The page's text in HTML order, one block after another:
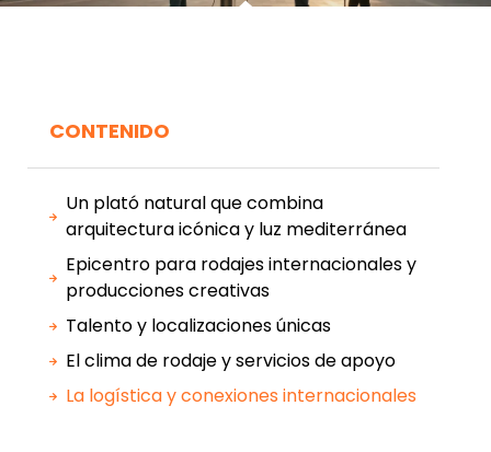
CONTENIDO
Un plató natural que combina
arquitectura icónica y luz mediterránea
Epicentro para rodajes internacionales y
producciones creativas
Talento y localizaciones únicas
El clima de rodaje y servicios de apoyo
La logística y conexiones internacionales